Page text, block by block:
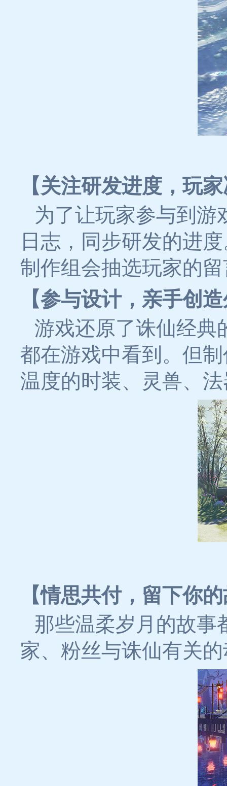
【关注研发进度，玩
为了让玩家参与到游
日志，同步研发的进
制作组会抽选玩家的
【参与设计，亲手创
游戏还原了诛仙经典
都在游戏中看到。但
温度的时装、灵兽、
【情思共付，留下你
那些温柔岁月的故事
家、粉丝与诛仙有关